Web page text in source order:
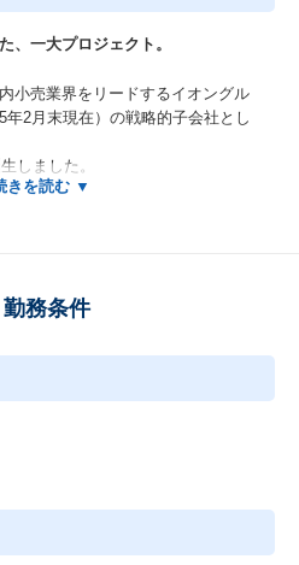
、一大プロジェクト。
小売業界をリードするイオングル
2月末現在）の戦略的子会社とし
しました。
はテクノロジーの力で、日々の買
が自分らしく輝ける、新しいライ
ます。
で挑む、食品EC「Green Beans」
ーケット「Green Beans」です。
、特に共働き・子育て世代のお客様
勤務条件